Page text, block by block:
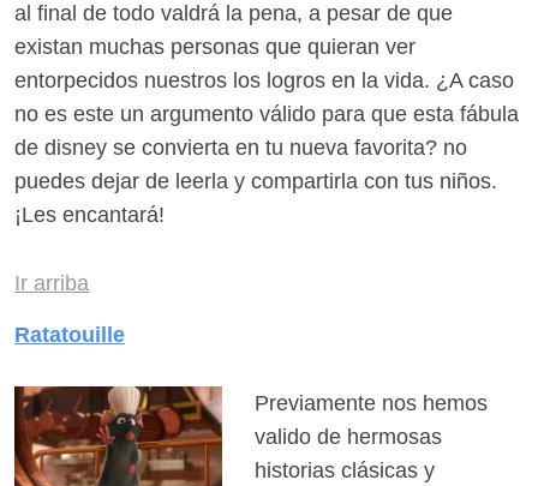
al final de todo valdrá la pena, a pesar de que
existan muchas personas que quieran ver
entorpecidos nuestros los logros en la vida. ¿A caso
no es este un argumento válido para que esta fábula
de disney se convierta en tu nueva favorita? no
puedes dejar de leerla y compartirla con tus niños.
¡Les encantará!
Ir arriba
Ratatouille
Previamente nos hemos
valido de hermosas
historias clásicas y